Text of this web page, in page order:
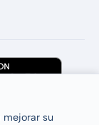
mejorar su